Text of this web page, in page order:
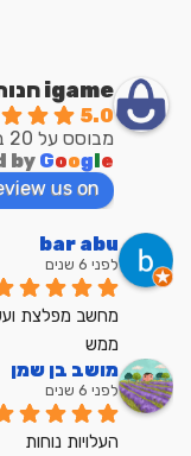
igame חנות מחשבים קונסולות וגיימיניג
5.0
מבוסס על 20 ביקורות
by Google
us on
bar abu
לפני 6 שנים
ממש
מושב בן שמן
לפני 6 שנים
העלויות נוחות